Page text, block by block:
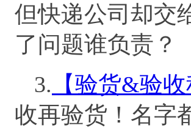
但快递公司却交
了问题谁负责？
3. 【验货&验
收再验货！名字